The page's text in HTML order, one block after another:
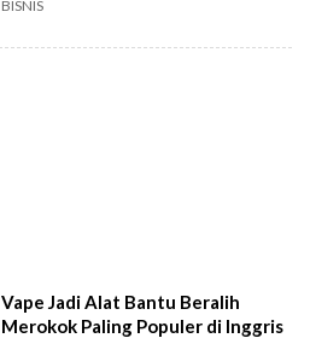
BISNIS
Vape Jadi Alat Bantu Beralih
Merokok Paling Populer di Inggris